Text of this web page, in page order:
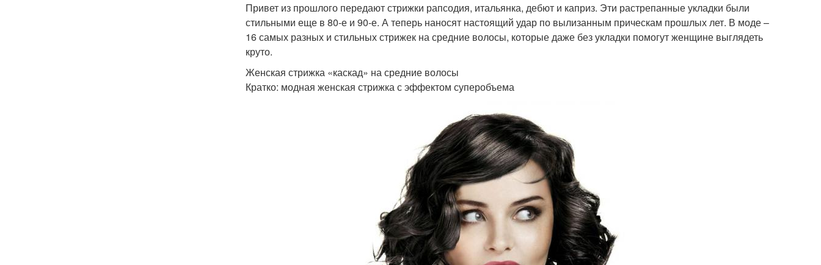
Привет из прошлого передают стрижки рапсодия, итальянка, дебют и каприз. Эти растрепанные укладки были
стильными еще в 80-е и 90-е. А теперь наносят настоящий удар по вылизанным прическам прошлых лет. В моде –
16 самых разных и стильных стрижек на средние волосы, которые даже без укладки помогут женщине выглядеть
круто.
Женская стрижка «каскад» на средние волосы
Кратко: модная женская стрижка с эффектом суперобъема